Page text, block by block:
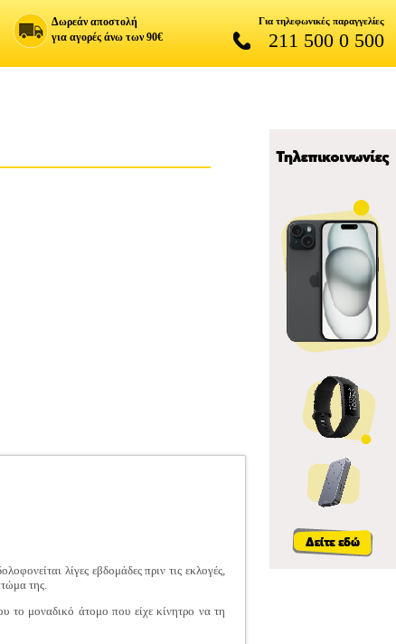
Δωρεάν αποστολή
για αγορές άνω των 90€
Για τηλεφωνικές παραγγελίες
211 500 0 500
λίγες εβδομάδες πριν τις εκλογές,
της.
το μοναδικό άτομο που είχε κίνητρο να τη